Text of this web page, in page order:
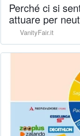
Perché ci si
attuare per
VanityFair.it